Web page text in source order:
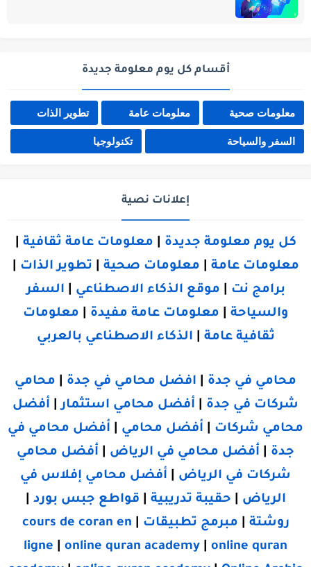
أقسام كل يوم معلومة جديدة
معلومات صحية معلومات عامة تطوير الذات
السفر والسياحة تكنولوجيا
إعلانات نصية
كل يوم معلومة جديدة معلومات عامة ثقافية
معلومات عامة
معلومات صحية تطوير الذات
برامج نت
موقع الذكاء الاصطناعي
السفر
والسياحة
معلومات عامة مفيدة
معلومات
ثقافية عامة
الذكاء الاصطناعي بالعربي
محامي في جدة افضل محامي في جدة
محامي
شركات في جدة
أفضل محامي استثمار| أفضل
محامي شركات
أفضل محامي
أفضل محامي في
جدة
أفضل محامي في الرياض
أفضل محامي
شركات في الرياض
أفضل محامي إفلاس في
الرياض
حقيبة تدريبية قواطع جبس بورد
روشتة
مبرمج تطبيقات
cours de coran en
ligne
online quran academy
online quran